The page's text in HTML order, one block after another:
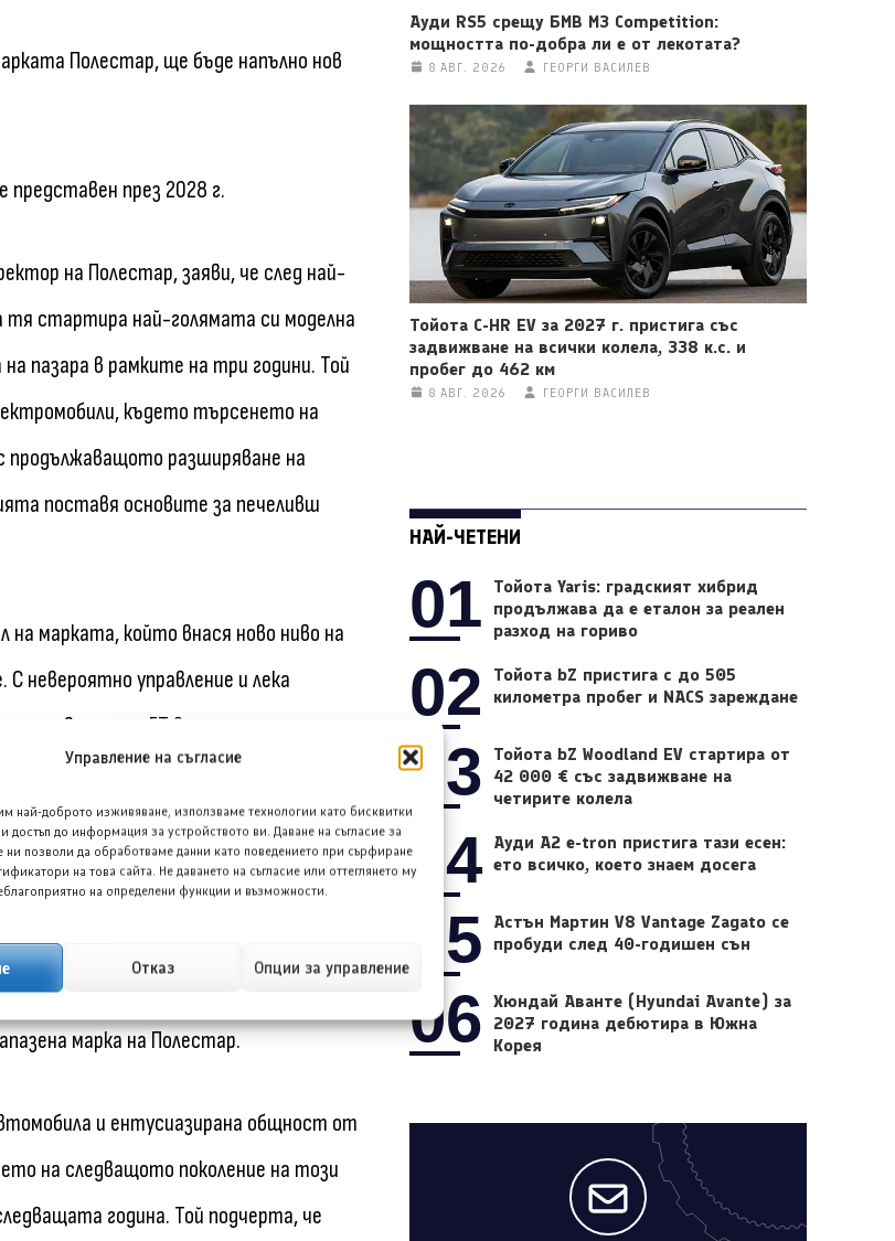
Управление на съгласие
най-доброто изживяване, използваме технологии като бисквитки
достъп до информация за устройството ви. Даване на съгласие за
ни позволи да обработваме данни като поведението при сърфиране
на това сайта. Не даването на съгласие или оттеглянето му
на определени функции и възможности.
Отказ Опции за управление
Полестар, ще бъде напълно нов
представен през 2028 г.
на Полестар, заяви, че след най-
тя стартира най-голямата си моделна
пазара в рамките на три години. Той
където търсенето на
продължаващото разширяване на
поставя основите за печеливш
марката, който внася ново ниво на
невероятно управление и лека
ГТ вече е получил
година компанията ще пусне нов
добави, че с този автомобил
комби автомобили, а нейните
на комби и гъвкавостта на
марка на Полестар.
и ентусиазирана общност от
на следващото поколение на този
година. Той подчерта, че
Ауди RS5 срещу БМВ M3 Competition:
мощността по-добра ли е от лекотата?
8 АВГ. 2026 ГЕОРГИ ВАСИЛЕВ
Тойота C-HR EV за 2027 г. пристига със
задвижване на всички колела, 338 к.с. и
пробег до 462 км
8 АВГ. 2026 ГЕОРГИ ВАСИЛЕВ
НАЙ-ЧЕТЕНИ
01
Тойота Yaris: градският хибрид
продължава да е еталон за реален
разход на гориво
02
Тойота bZ пристига с до 505
километра пробег и NACS зареждане
03
Тойота bZ Woodland EV стартира от
42 000 € със задвижване на
четирите колела
04 Ауди A2 e-tron пристига тази есен:
ето всичко, което знаем досега
05
Астън Мартин V8 Vantage Zagato се
пробуди след 40-годишен сън
06 Хюндай Аванте (Hyundai Avante) за
2027 година дебютира в Южна
Корея